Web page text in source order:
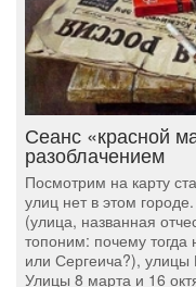
Сеанс «красной
разоблачением
Посмотрим на карту
улиц нет в этом
(улица, названная
топоним: почему
или Сергеича?), улицы
Улицы 8 марта и 16